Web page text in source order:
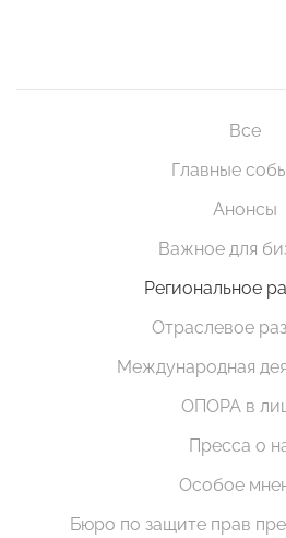
Все
Главные
Анонсы
Важное для
Региональное
Отраслевое
Международная
ОПОРА в
Пресса о
Особое
Бюро по защите прав